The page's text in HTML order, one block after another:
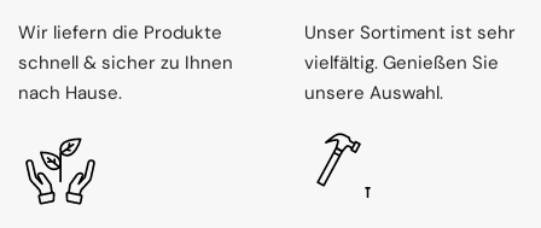
Wir liefern die Produkte
schnell & sicher zu Ihnen
nach Hause.
Unser Sortiment ist sehr
vielfältig. Genießen Sie
unsere Auswahl.